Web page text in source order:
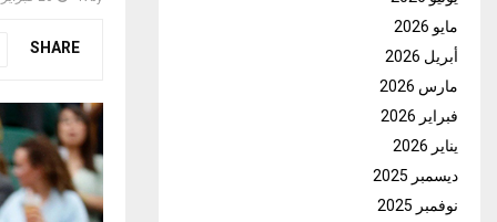
SHARE
مايو 2026
أبريل 2026
مارس 2026
فبراير 2026
يناير 2026
ديسمبر 2025
نوفمبر 2025